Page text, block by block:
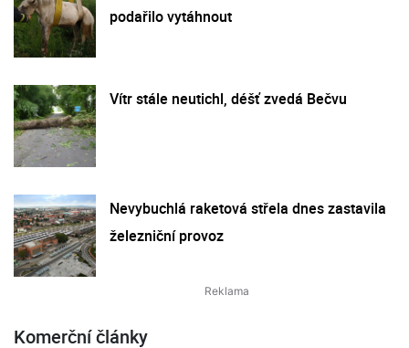
podařilo vytáhnout
Vítr stále neutichl, déšť zvedá Bečvu
Nevybuchlá raketová střela dnes zastavila
železniční provoz
Komerční články